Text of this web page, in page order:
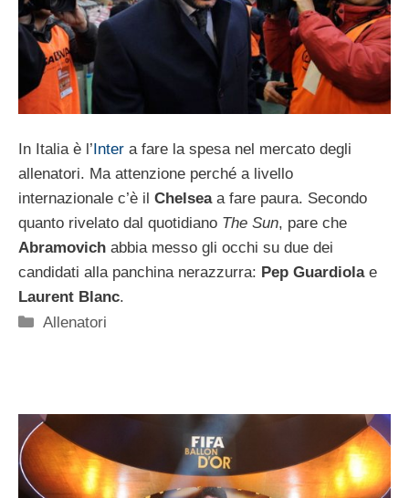
In Italia è l’ Inter a fare la spesa nel mercato degli
allenatori. Ma attenzione perché a livello
internazionale c’è il Chelseaa fare paura. Secondo
quanto rivelato dal quotidiano The Sun, pare che
Abramovich abbia messo gli occhi su due dei
candidati alla panchina nerazzurra: Pep Guardiolae
Laurent Blanc.
Categorie
Allenatori